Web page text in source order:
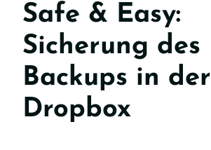
Safe & Easy:
Sicherung des
Backups in der
Dropbox